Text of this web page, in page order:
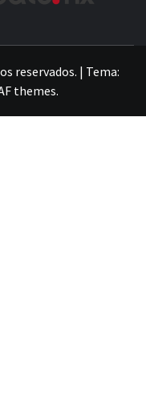
reservados. | Tema:
themes.